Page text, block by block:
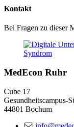
Kontakt
Bei Fragen zu dieser
MedEcon Ruhr
Cube 17
Gesundheitscampus-
44801 Bochum